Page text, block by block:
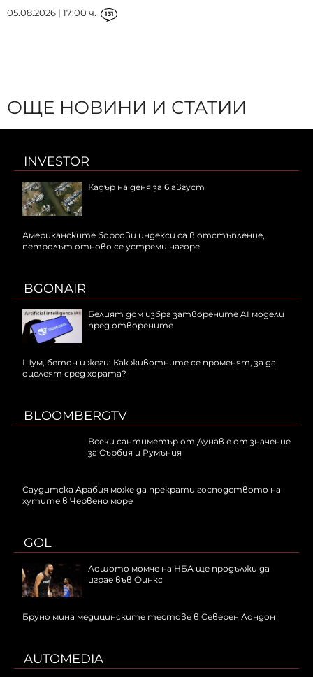
05.08.2026 | 17:00 ч. 131
ОЩЕ НОВИНИ И СТАТИИ
INVESTOR
Кадър на деня за 6 август
Американските борсови индекси са в отстъпление,
петролът отново се устреми нагоре
BGONAIR
Белият дом избра затворените AI модели
пред отворените
Шум, бетон и жеги: Как животните се променят, за да
оцелеят сред хората?
BLOOMBERGTV
Всеки сантиметър от Дунав е от значение
за Сърбия и Румъния
Саудитска Арабия може да прекрати господството на
хутите в Червено море
GOL
Лошото момче на НБА ще продължи да
играе във Финкс
Бруно мина медицинските тестове в Северен Лондон
AUTOMEDIA